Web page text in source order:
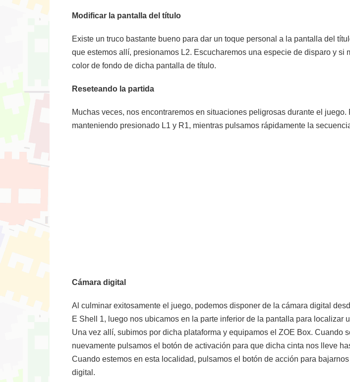
Modificar la pantalla del título
Existe un truco bastante bueno para dar un toque personal a la pantalla del
que estemos allí, presionamos L2. Escucharemos una especie de disparo y
color de fondo de dicha pantalla de título.
Reseteando la partida
Muchas veces, nos encontraremos en situaciones peligrosas durante el
manteniendo presionado L1 y R1, mientras pulsamos rápidamente la
Cámara digital
Al culminar exitosamente el juego, podemos disponer de la cámara digital
E Shell 1, luego nos ubicamos en la parte inferior de la pantalla para localizar
Una vez allí, subimos por dicha plataforma y equipamos el ZOE Box. Cuando
nuevamente pulsamos el botón de activación para que dicha cinta nos lleve
Cuando estemos en esta localidad, pulsamos el botón de acción para
digital.